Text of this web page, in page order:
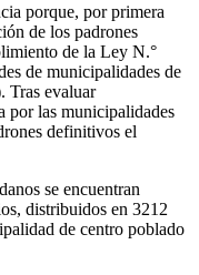
porque, por primera
de los padrones
de la Ley N.°
de municipalidades de
Tras evaluar
por las municipalidades
definitivos el
se encuentran
distribuidos en 3212
de centro poblado